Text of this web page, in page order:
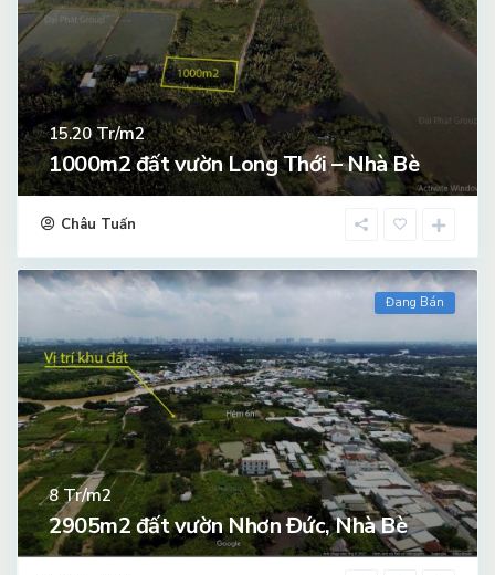
15.20Tr/m2
1000m2 đất vườn Long Thới – Nhà Bè
Châu Tuấn
Đang Bán
8 Tr/m2
2905m2 đất vườn Nhơn Đức, Nhà Bè